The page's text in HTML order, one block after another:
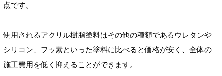
点です。
使用されるアクリル樹脂塗料はその他の種類であるウレタンや
シリコン、フッ素といった塗料に比べると価格が安く、全体の
施工費用を低く抑えることができます。